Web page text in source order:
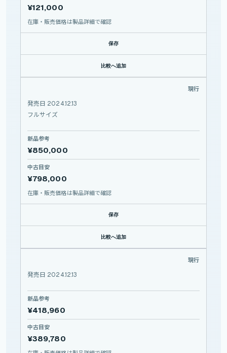
¥121,000
在庫・販売価格は製品詳細で確認
保存
比較へ追加
α1II
現行
発売日 2024.12.13
フルサイズ
新品参考
¥850,000
中古目安
¥798,000
在庫・販売価格は製品詳細で確認
保存
比較へ追加
FE28-70mm
現行
発売日 2024.12.13
新品参考
¥418,960
中古目安
¥389,780